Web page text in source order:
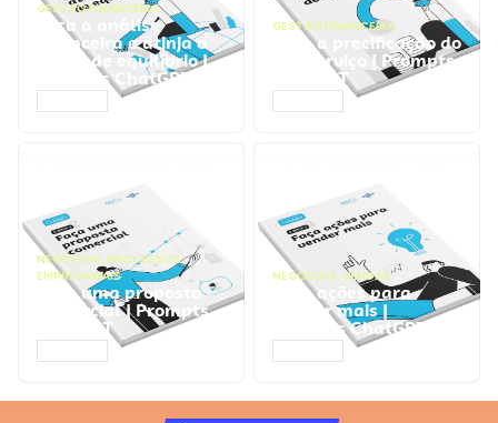
GESTÃO FINANCEIRA
Faça a análise
financeira e atinja o
ponto de equilíbrio |
Prompts ChatGPT
GESTÃO FINANCEIRA
Faça a precificação do
seu serviço | Prompts
ChatGPT
NEGÓCIOS, PROCESSOS
EMPRESARIAIS
Faça uma proposta
comercial | Prompts
ChatGPT
NEGÓCIOS, VENDAS
Faça ações para
vender mais |
Prompts ChatGPT